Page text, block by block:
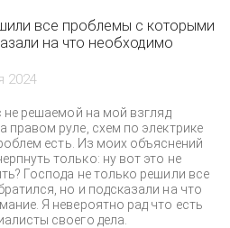
все проблемы с которыми
на что необходимо
2024
не решаемой на мой взгляд
руле, схем по электрике
есть. Из моих объяснений
только: ну вот это не
Господа не только решили все
но и подсказали на что
Я невероятно рад что есть
своего дела.